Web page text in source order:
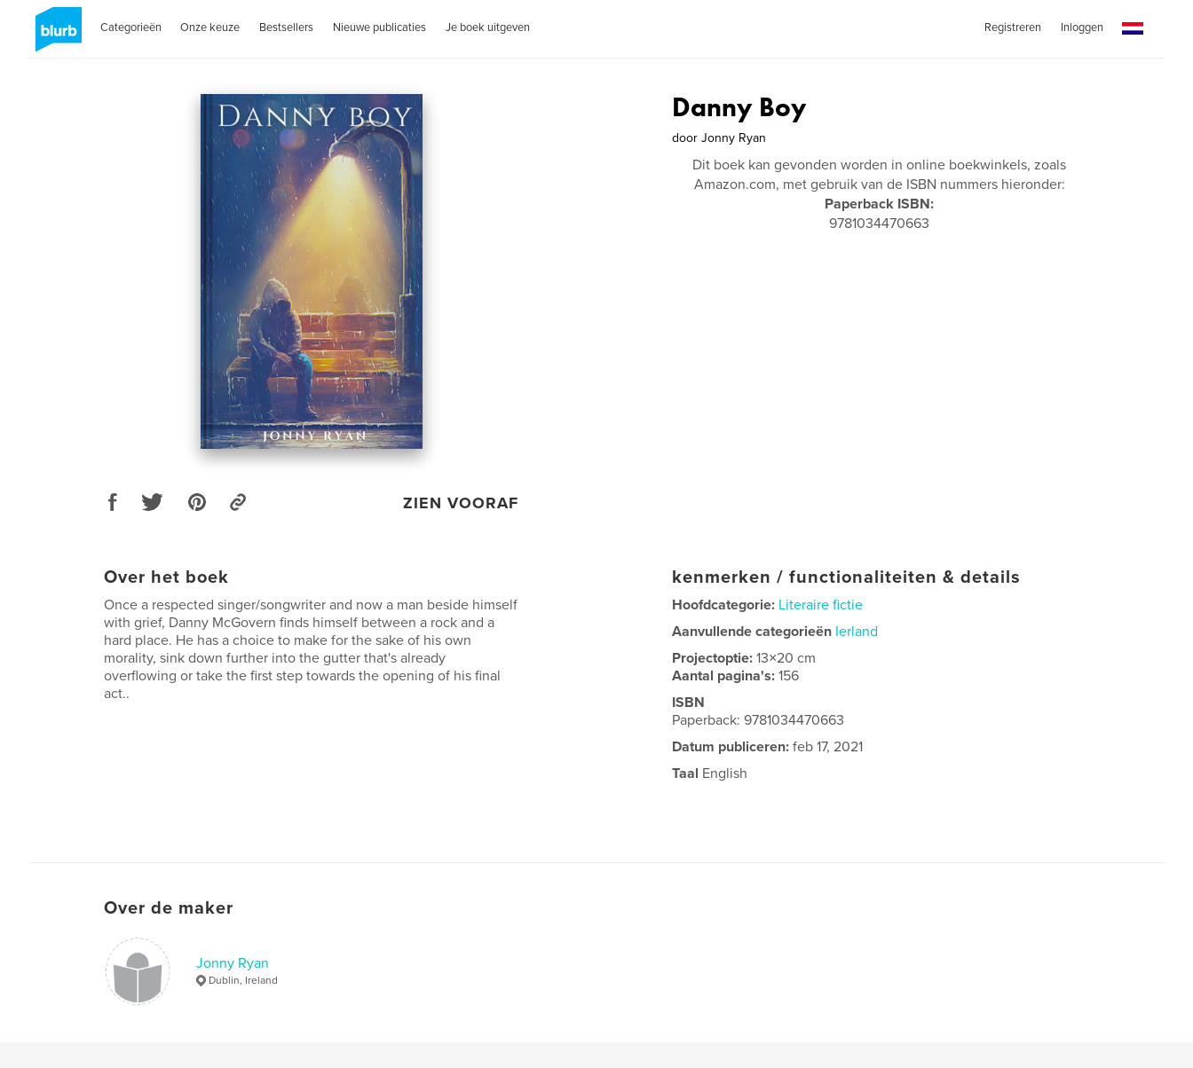
Categorieën Onze keuze Bestsellers Nieuwe publicaties Je boek uitgeven Registreren Inloggen
ZIEN VOORAF
Danny Boy
door Jonny Ryan
Dit boek kan gevonden worden in online boekwinkels, zoals
Amazon.com, met gebruik van de ISBN nummers hieronder:
Paperback ISBN:
9781034470663
Over het boek
Once a respected singer/songwriter and now a man beside himself
with grief, Danny McGovern finds himself between a rock and a
hard place. He has a choice to make for the sake of his own
morality, sink down further into the gutter that's already
overflowing or take the first step towards the opening of his final
act..
kenmerken / functionaliteiten & details
Hoofdcategorie: Literaire fictie
Aanvullende categorieën Ierland
Projectoptie:13×20 cm
Aantal pagina's:156
ISBN
Paperback: 9781034470663
Datum publiceren: feb 17, 2021
Taal English
Over de maker
Jonny Ryan
Dublin, Ireland